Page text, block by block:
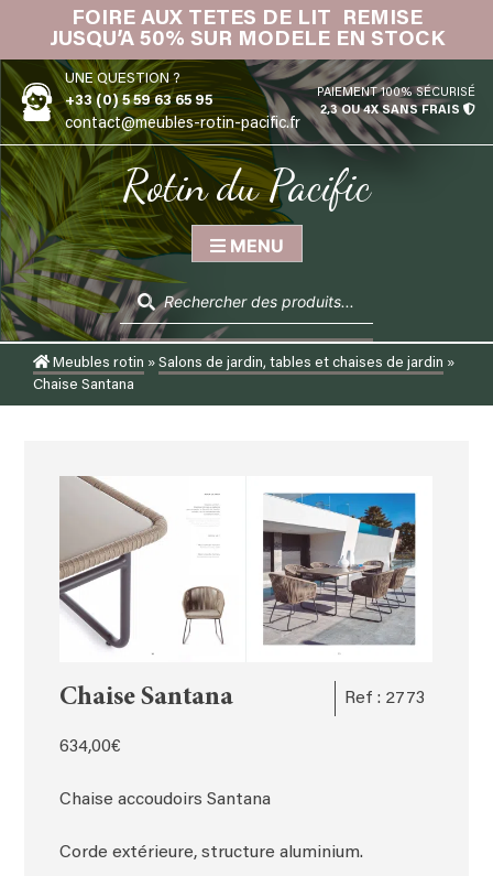
content
FOIRE AUX TETES DE LIT REMISE
JUSQU’A 50% SUR MODELE EN STOCK
UNE QUESTION ?
+33 (0) 5 59 63 65 95
contact@meubles-rotin-pacific.fr
PAIEMENT 100% SÉCURISÉ
2,3 OU 4X SANS FRAIS
Rotin du Pacific
MENU
Recherche
de
produits
Meubles rotin » Salons de jardin, tables et chaises de jardin »
Chaise Santana
Chaise Santana Ref : 2773
634,00€
Chaise accoudoirs Santana
Corde extérieure, structure aluminium.